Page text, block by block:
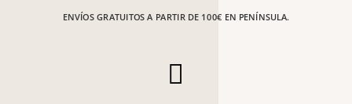
ENVÍOS GRATUITOS A PARTIR DE 100€ EN PENÍNSULA.
